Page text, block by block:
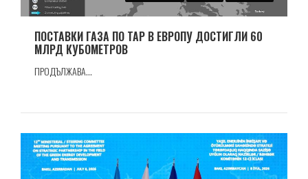
ПОСТАВКИ ГАЗА ПО TAP В ЕВРОПУ ДОСТИГЛИ 60
МЛРД КУБОМЕТРОВ
ПРОДЪЛЖАВА...